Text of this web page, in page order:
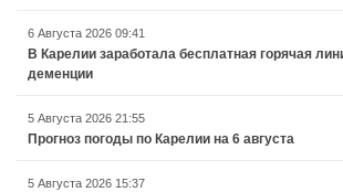
6 Августа 2026 09:41
В Карелии заработала бесплатная горячая
деменции
5 Августа 2026 21:55
Прогноз погоды по Карелии на 6 августа
5 Августа 2026 15:37